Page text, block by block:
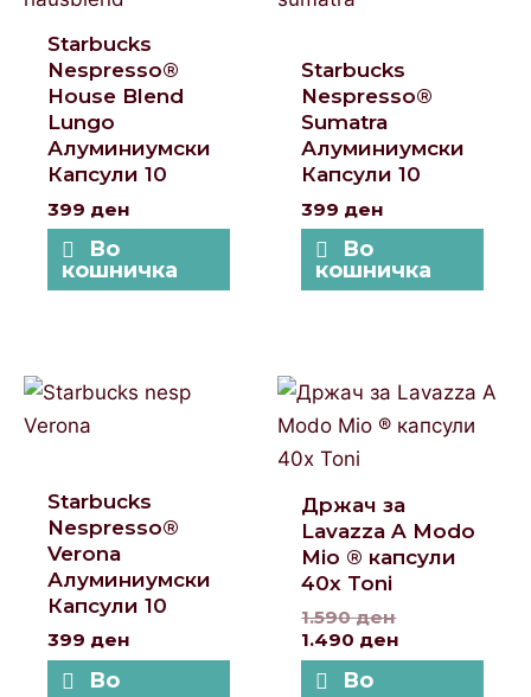
Starbucks
Nespresso®
House Blend
Lungo
Алуминиумски
Капсули 10
399 ден
Во
кошничка
Starbucks
Nespresso®
Sumatra
Алуминиумски
Капсули 10
399 ден
Во
кошничка
Starbucks
Nespresso®
Verona
Алуминиумски
Капсули 10
399 ден
Во
Држач за
Lavazza A Modo
Mio ® капсули
40x Toni
1.590ден
Original
was:
1.490 ден
Current
is:
Во